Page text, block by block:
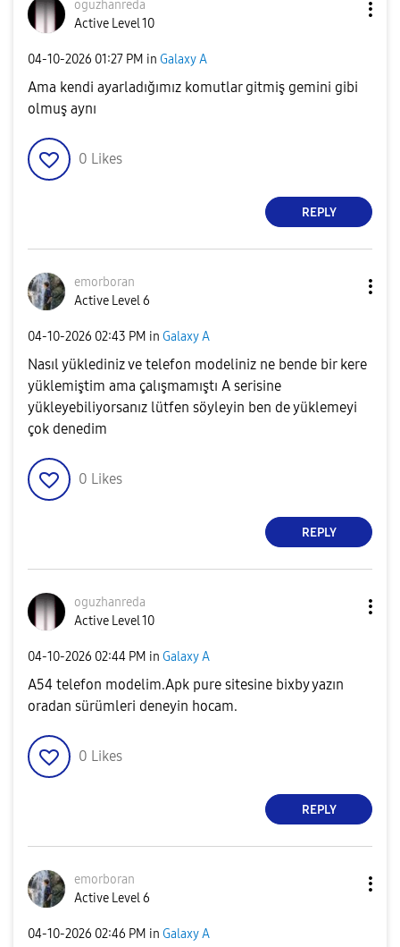
oguzhanreda
Active Level 10
‎04-10-2026 01:27 PM in Galaxy A
Ama kendi ayarladığımız komutlar gitmiş gemini gibi
olmuş aynı
0 Likes
REPLY
emorboran
Active Level 6
‎04-10-2026 02:43 PM in Galaxy A
Nasıl yüklediniz ve telefon modeliniz ne bende bir kere
yüklemiştim ama çalışmamıştı A serisine
yükleyebiliyorsanız lütfen söyleyin ben de yüklemeyi
çok denedim
0 Likes
REPLY
oguzhanreda
Active Level 10
‎04-10-2026 02:44 PM in Galaxy A
A54 telefon modelim.Apk pure sitesine bixby yazın
oradan sürümleri deneyin hocam.
0 Likes
REPLY
emorboran
Active Level 6
‎04-10-2026 02:46 PM in Galaxy A